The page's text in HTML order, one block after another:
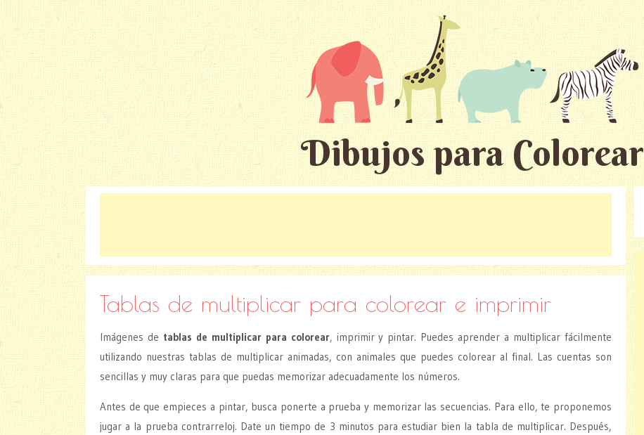
Dibujos para Colorear
Tablas de multiplicar para colorear e imprimir
Imágenes de tablas de multiplicar para colorear, imprimir y pintar. Puedes aprender a multiplicar fácilmente
utilizando nuestras tablas de multiplicar animadas, con animales que puedes colorear al final. Las cuentas son
sencillas y muy claras para que puedas memorizar adecuadamente los números.
Antes de que empieces a pintar, busca ponerte a prueba y memorizar las secuencias. Para ello, te proponemos
jugar a la prueba contrarreloj. Date un tiempo de 3 minutos para estudiar bien la tabla de multiplicar. Después,